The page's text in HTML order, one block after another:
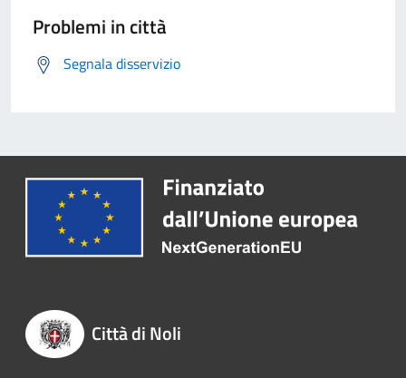
Problemi in città
Segnala disservizio
Città di Noli